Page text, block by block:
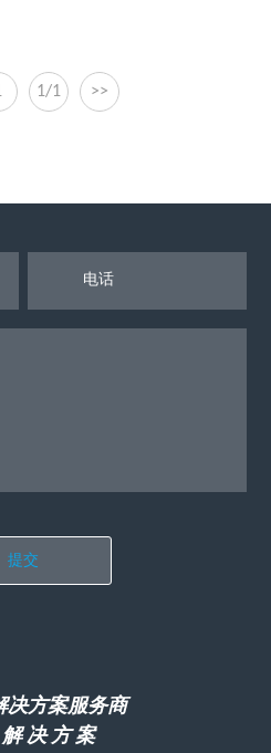
1/1 >>
提交
决方案服务商
决 方 案